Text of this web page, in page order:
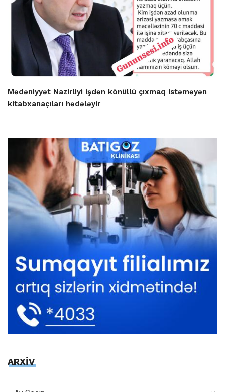
Mədəniyyət Nazirliyi işdən könüllü çıxmaq istəməyən
kitabxanaçıları hədələyir
ARXİV
ARXİV